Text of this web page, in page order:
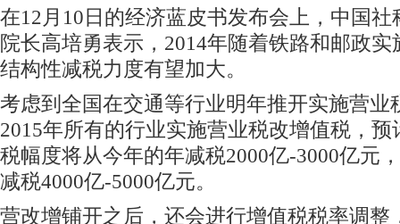
在12月10日的经济蓝皮书发布会上，中国
院长高培勇表示，2014年随着铁路和邮政
结构性减税力度有望加大。
考虑到全国在交通等行业明年推开实施营业
2015年所有的行业实施营业税改增值税，
税幅度将从今年的年减税2000亿-3000亿元
减税4000亿-5000亿元。
营改增铺开之后，还会进行增值税税率调整